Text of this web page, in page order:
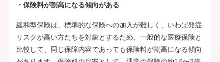
・保険料が割高になる傾向がある
緩和型保険は、標準的な保険への加入が難しく、いわば発症
リスクが高い方たちを対象とするため、一般的な医療保険と
比較して、同じ保障内容であっても保険料が割高になる傾向